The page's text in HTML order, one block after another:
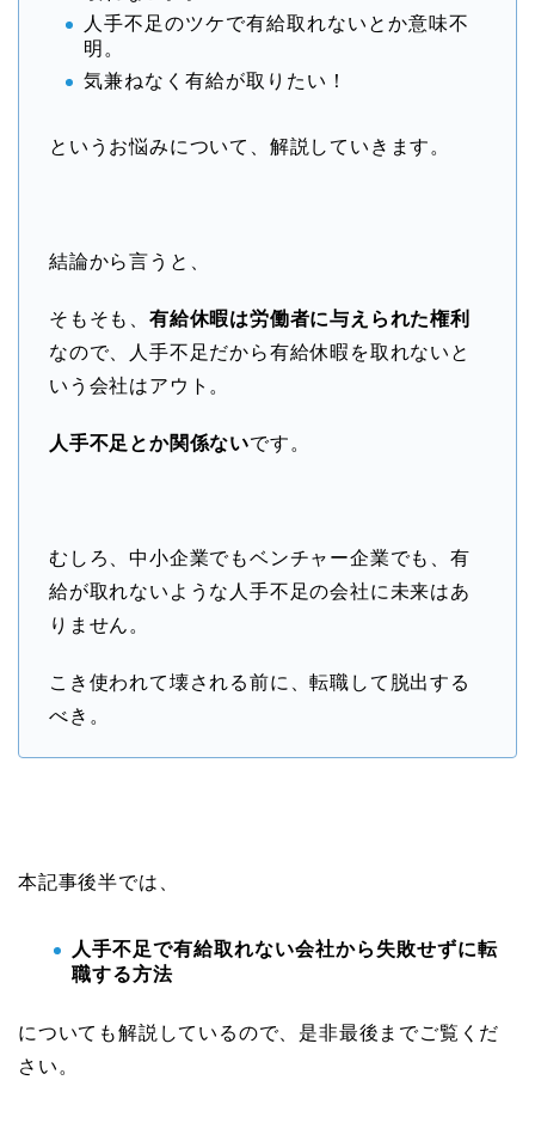
人手不足のツケで有給取れないとか意味不
明。
気兼ねなく有給が取りたい！
というお悩みについて、解説していきます。
結論から言うと、
そもそも、 有給休暇は労働者に与えられた権利
なので、人手不足だから有給休暇を取れないと
いう会社はアウト。
人手不足とか関係ないです。
むしろ、中小企業でもベンチャー企業でも、有
給が取れないような人手不足の会社に未来はあ
りません。
こき使われて壊される前に、転職して脱出する
べき。
本記事後半では、
人手不足で有給取れない会社から失敗せずに転
職する方法
についても解説しているので、是非最後までご覧くだ
さい。